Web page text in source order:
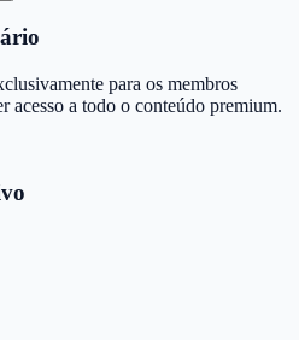
para os membros
acesso a todo o conteúdo premium.